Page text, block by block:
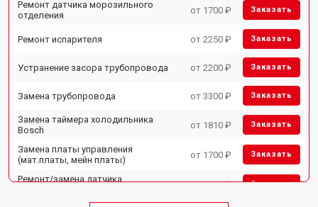
Ремонт датчика морозильного
отделения
от 1700 ₽ Заказать
Ремонт испарителя от 2250 ₽ Заказать
Устранение засора трубопровода от 2200 ₽ Заказать
Замена трубопровода от 3300 ₽ Заказать
Замена таймера холодильника
Bosch
от 1810 ₽ Заказать
Замена платы управления
(мат.платы, мейн платы)
от 1700 ₽ Заказать
Ремонт/замена датчика
от 2550 ₽ Заказать